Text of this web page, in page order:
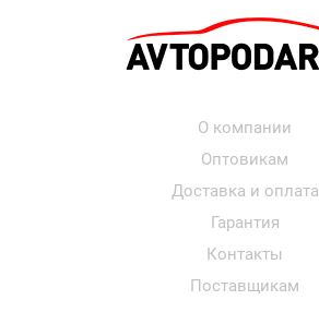
О компании
Оптовикам
Доставка и оплата
Гарантия
Контакты
Поставщикам